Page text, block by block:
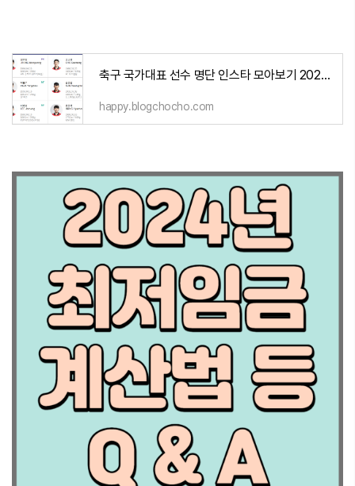
축구 국가대표 선수 명단 인스타 모아보기 2023-이강인,손흥민,김민재,조규성,황인범..
happy.blogchocho.com